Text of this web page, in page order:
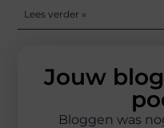
Lees verder »
Jouw
Bloggen was